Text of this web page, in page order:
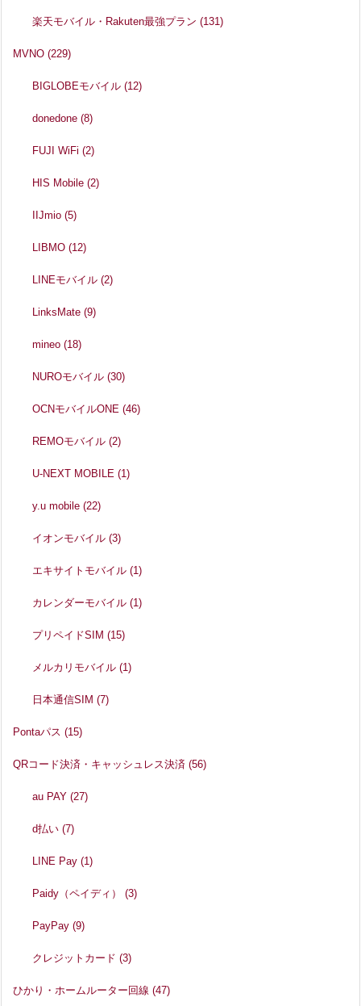
楽天モバイル・Rakuten最強プラン(131)
MVNO (229)
BIGLOBEモバイル(12)
donedone(8)
FUJI WiFi(2)
HIS Mobile(2)
IIJmio(5)
LIBMO(12)
LINEモバイル(2)
LinksMate(9)
mineo(18)
NUROモバイル(30)
OCNモバイルONE(46)
REMOモバイル(2)
U-NEXT MOBILE(1)
y.u mobile(22)
イオンモバイル(3)
エキサイトモバイル(1)
カレンダーモバイル(1)
プリペイドSIM(15)
メルカリモバイル(1)
日本通信SIM(7)
Pontaパス (15)
QRコード決済・キャッシュレス決済 (56)
au PAY(27)
d払い(7)
LINE Pay(1)
Paidy（ペイディ）(3)
PayPay(9)
クレジットカード(3)
ひかり・ホームルーター回線 (47)